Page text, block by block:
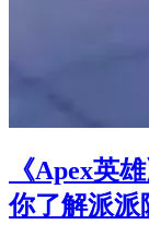
《Apex英
你了解派派